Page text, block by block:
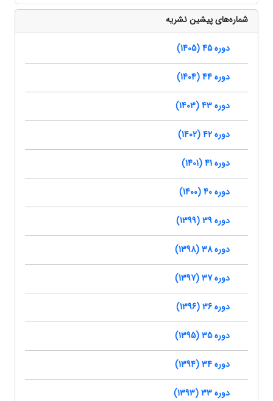
شماره‌های پیشین نشریه
دوره 45 (1405)
دوره 44 (1404)
دوره 43 (1403)
دوره 42 (1402)
دوره 41 (1401)
دوره 40 (1400)
دوره 39 (1399)
دوره 38 (1398)
دوره 37 (1397)
دوره 36 (1396)
دوره 35 (1395)
دوره 34 (1394)
دوره 33 (1393)